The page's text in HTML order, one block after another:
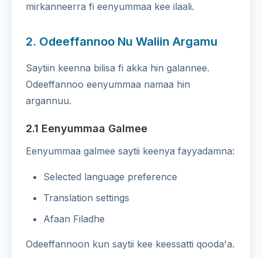
mirkanneerra fi eenyummaa kee ilaali.
2. Odeeffannoo Nu Waliin Argamu
Saytiin keenna bilisa fi akka hin galannee.
Odeeffannoo eenyummaa namaa hin
argannuu.
2.1 Eenyummaa Galmee
Eenyummaa galmee saytii keenya fayyadamna:
Selected language preference
Translation settings
Afaan Filadhe
Odeeffannoon kun saytii kee keessatti qooda'a.